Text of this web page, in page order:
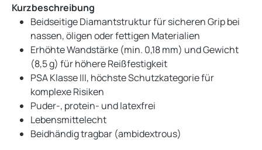
Kurzbeschreibung
Beidseitige Diamantstruktur für sicheren Grip bei
nassen, öligen oder fettigen Materialien
Erhöhte Wandstärke (min. 0,18 mm) und Gewicht
(8,5 g) für höhere Reißfestigkeit
PSA Klasse III, höchste Schutzkategorie für
komplexe Risiken
Puder-, protein- und latexfrei
Lebensmittelecht
Beidhändig tragbar (ambidextrous)